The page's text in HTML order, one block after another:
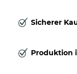
Sicherer
Produktion